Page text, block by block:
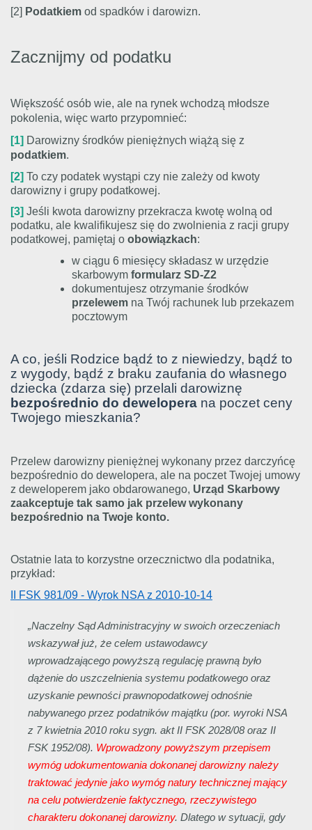
[2] Podatkiem od spadków i darowizn.
Zacznijmy od podatku
Większość osób wie, ale na rynek wchodzą młodsze
pokolenia, więc warto przypomnieć:
[1] Darowizny środków pieniężnych wiążą się z
podatkiem.
[2] To czy podatek wystąpi czy nie zależy od kwoty
darowizny i grupy podatkowej.
[3] Jeśli kwota darowizny przekracza kwotę wolną od
podatku, ale kwalifikujesz się do zwolnienia z racji grupy
podatkowej, pamiętaj o obowiązkach:
w ciągu 6 miesięcy składasz w urzędzie
skarbowym formularz SD-Z2
dokumentujesz otrzymanie środków
przelewem na Twój rachunek lub przekazem
pocztowym
A co, jeśli Rodzice bądź to z niewiedzy, bądź to
z wygody, bądź z braku zaufania do własnego
dziecka (zdarza się) przelali darowiznę
bezpośrednio do dewelopera na poczet ceny
Twojego mieszkania?
Przelew darowizny pieniężnej wykonany przez darczyńcę
bezpośrednio do dewelopera, ale na poczet Twojej umowy
z deweloperem jako obdarowanego, Urząd Skarbowy
zaakceptuje tak samo jak przelew wykonany
bezpośrednio na Twoje konto.
Ostatnie lata to korzystne orzecznictwo dla podatnika,
przykład:
II FSK 981/09 - Wyrok NSA z 2010-10-14
„Naczelny Sąd Administracyjny w swoich orzeczeniach
wskazywał już, że celem ustawodawcy
wprowadzającego powyższą regulację prawną było
dążenie do uszczelnienia systemu podatkowego oraz
uzyskanie pewności prawnopodatkowej odnośnie
nabywanego przez podatników majątku (por. wyroki NSA
z 7 kwietnia 2010 roku sygn. akt II FSK 2028/08 oraz II
FSK 1952/08). Wprowadzony powyższym przepisem
wymóg udokumentowania dokonanej darowizny należy
traktować jedynie jako wymóg natury technicznej mający
na celu potwierdzenie faktycznego, rzeczywistego
charakteru dokonanej darowizny. Dlatego w sytuacji, gdy